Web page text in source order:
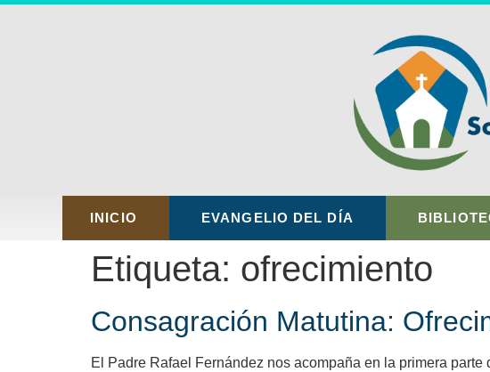
INICIO EVANGELIO DEL DÍA
Etiqueta: ofrecimiento
Consagración Matutina:
El Padre Rafael Fernández nos acompaña en la primera